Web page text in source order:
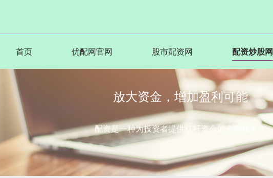
首页 优配网官网 股市配资网 配资炒股网
放大资金，增加盈利可能
配资是一种为投资者提供杠杆资金的金融服务！